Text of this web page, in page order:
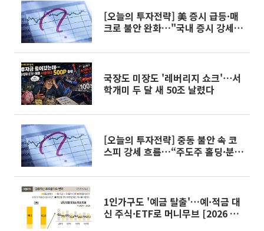
[오늘의 투자전략] 美 증시 급등·매
크로 불안 완화…"국내 증시 강세
국장도 미장도 '레버리지 쇼크'⋯서
학개미 두 달 새 50조 날렸다
[오늘의 투자전략] 중동 불안 속 코
스피 강세 흐름…“주도주 홀딩·분
1인가구도 '예금 탈출'…예·적금 대
신 주식·ETF로 머니무브 [2026 나